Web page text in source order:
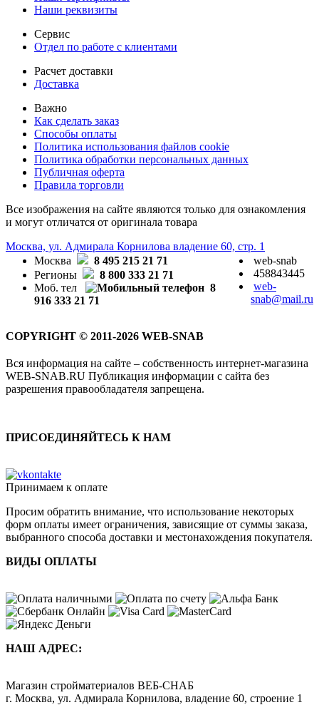
Наши реквизиты
Сервис
Отдел по работе с клиентами
Расчет доставки
Доставка
Важно
Как сделать заказ
Способы оплаты
Политика использования файлов cookie
Политика обработки персональных данных
Публичная оферта
Правила торговли
Все изображения на сайте являются только для ознакомления
и могут отличатся от оригинала товара
Москва, ул. Адмирала Корнилова владение 60, стр. 1
Москва
8 495 215 21 71
Регионы
8 800 333 21 71
Моб. тел
8
916 333 21 71
web-snab
458843445
web-
snab@mail.ru
COPYRIGHT © 2011-2026 WEB-SNAB
Вся информация на сайте – собственность интернет-магазина
WEB-SNAB.RU Публикация информации с сайта без
разрешения правообладателя запрещена.
ПРИСОЕДИНЯЙТЕСЬ К НАМ
Принимаем к оплате
Просим обратить внимание, что использование некоторых
форм оплаты имеет ограничения, зависящие от суммы заказа,
выбранного способа доставки и местонахождения покупателя.
ВИДЫ ОПЛАТЫ
НАШ АДРЕС:
Магазин стройматериалов ВЕБ-СНАБ
г. Москва, ул. Адмирала Корнилова, владение 60, строение 1